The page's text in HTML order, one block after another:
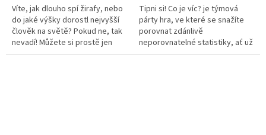
Víte, jak dlouho spí žirafy, nebo
do jaké výšky dorostl nejvyšší
člověk na světě? Pokud ne, tak
nevadí! Můžete si prostě jen
tipnout! V párty hře Tipni si
Tipni si! Co je víc? je týmová
párty hra, ve které se snažíte
porovnat zdánlivě
neporovnatelné statistiky, ať už
se jedná o počet v kusech,